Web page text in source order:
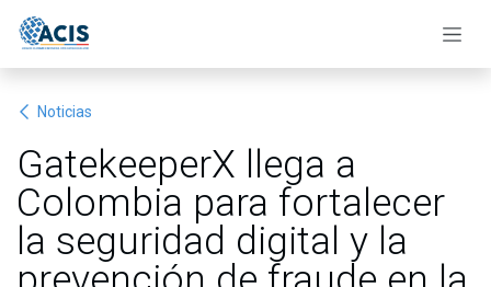
Noticias
GatekeeperX llega a
Colombia para fortalecer
la seguridad digital y la